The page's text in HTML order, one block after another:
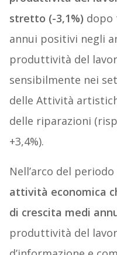
stretto (-3,1%) dopo
annui positivi negli
produttività del
sensibilmente nei
delle Attività
delle riparazioni
+3,4%).
Nell’arco del periodo
attività economica
di crescita medi
produttività del